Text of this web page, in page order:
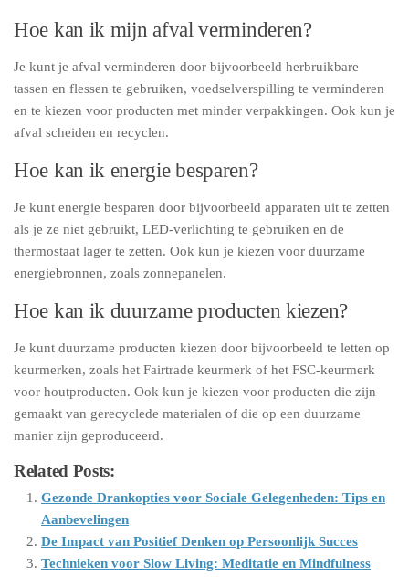
Hoe kan ik mijn afval verminderen?
Je kunt je afval verminderen door bijvoorbeeld herbruikbare
tassen en flessen te gebruiken, voedselverspilling te verminderen
en te kiezen voor producten met minder verpakkingen. Ook kun je
afval scheiden en recyclen.
Hoe kan ik energie besparen?
Je kunt energie besparen door bijvoorbeeld apparaten uit te zetten
als je ze niet gebruikt, LED-verlichting te gebruiken en de
thermostaat lager te zetten. Ook kun je kiezen voor duurzame
energiebronnen, zoals zonnepanelen.
Hoe kan ik duurzame producten kiezen?
Je kunt duurzame producten kiezen door bijvoorbeeld te letten op
keurmerken, zoals het Fairtrade keurmerk of het FSC-keurmerk
voor houtproducten. Ook kun je kiezen voor producten die zijn
gemaakt van gerecyclede materialen of die op een duurzame
manier zijn geproduceerd.
Related Posts:
Gezonde Drankopties voor Sociale Gelegenheden: Tips en
Aanbevelingen
De Impact van Positief Denken op Persoonlijk Succes
Technieken voor Slow Living: Meditatie en Mindfulness